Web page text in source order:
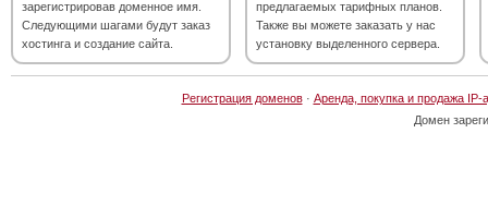
зарегистрировав доменное имя.
Следующими шагами будут заказ
хостинга и создание сайта.
предлагаемых тарифных планов.
Также вы можете заказать у нас
установку выделенного сервера.
Регистрация доменов· Аренда, покупка и продажа IP-
Домен